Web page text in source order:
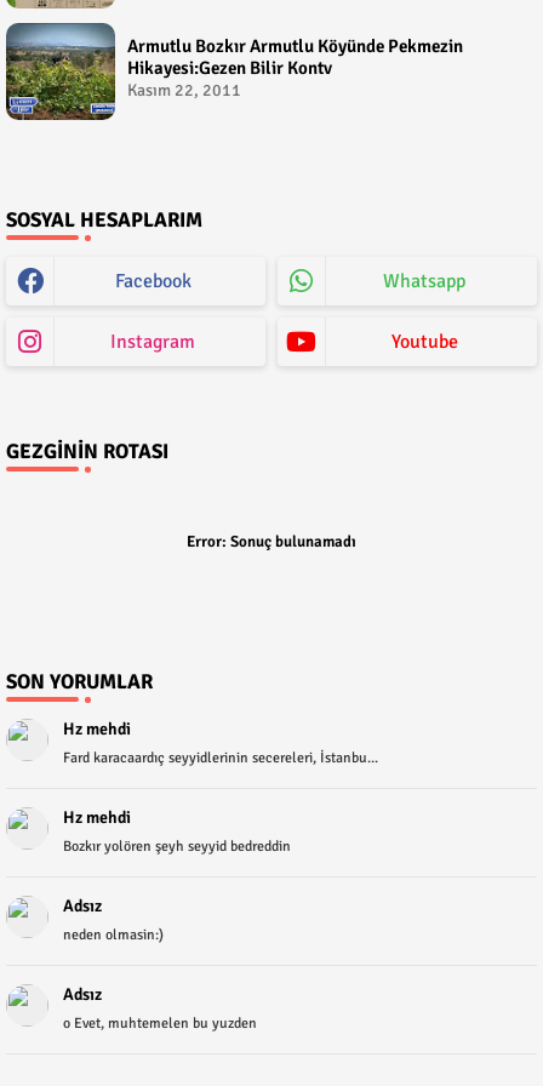
Armutlu Bozkır Armutlu Köyünde Pekmezin
Hikayesi:Gezen Bilir Kontv
Kasım 22, 2011
SOSYAL HESAPLARIM
Facebook Whatsapp
Instagram Youtube
GEZGININ ROTASI
Error: Sonuç bulunamadı
SON YORUMLAR
Hz mehdi
Fard karacaardıç seyyidlerinin secereleri, İstanbu...
Hz mehdi
Bozkır yolören şeyh seyyid bedreddin
Adsız
neden olmasin:)
Adsız
o Evet, muhtemelen bu yuzden